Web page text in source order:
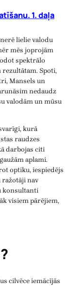
1. daļa
lielie valodu
mēs joprojām
spektrālo
Spoti,
Mansels un
nedaudz
valodām un mūsu
kurā
raudzes
darbojas citi
aplami.
optiku, iespiedējs
ražotāji nav
konsultanti
visiem pārējiem,
cilvēce iemācījās